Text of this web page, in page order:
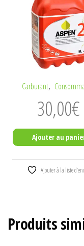
Carburant,
30,00€
Ajouter au
Ajouter à la liste
Produits